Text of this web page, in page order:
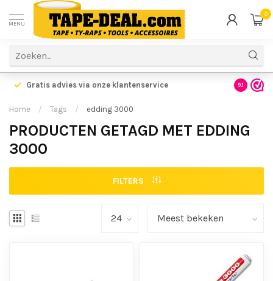
MENU
0
vanaf €99,- NL BE| €150,- DE Gratis advies via onze
9.1
Home / Tags / edding 3000
PRODUCTEN GETAGD MET EDDING
3000
FILTERS